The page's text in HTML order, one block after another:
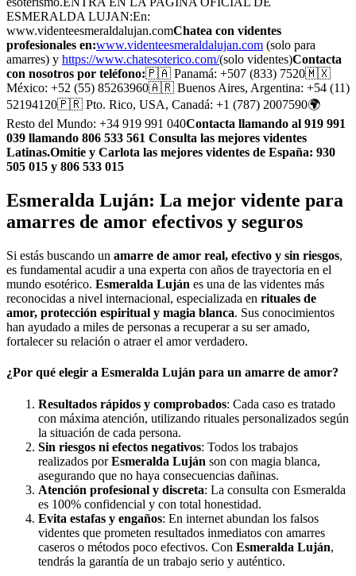
ESMERALDA LUJAN:En:
www.videnteesmeraldalujan.comChatea con videntes
profesionales en:www.videnteesmeraldalujan.com (solo para
amarres) y https://www.chatesoterico.com/(solo videntes)Contacta
con nosotros por teléfono:🇵🇦 Panamá: +507 (833) 7520🇲🇽
México: +52 (55) 85263960🇦🇷 Buenos Aires, Argentina: +54 (11)
52194120🇵🇷 Pto. Rico, USA, Canadá: +1 (787) 2007590🌍
Resto del Mundo: +34 919 991 040Contacta llamando al 919 991
039 llamando 806 533 561 Consulta las mejores videntes
Latinas.Omitie y Carlota las mejores videntes de España: 930
505 015 y 806 533 015
Esmeralda Luján: La mejor vidente para
amarres de amor efectivos y seguros
Si estás buscando un amarre de amor real, efectivo y sin riesgos,
es fundamental acudir a una experta con años de trayectoria en el
mundo esotérico. Esmeralda Luján es una de las videntes más
reconocidas a nivel internacional, especializada en rituales de
amor, protección espiritual y magia blanca. Sus conocimientos
han ayudado a miles de personas a recuperar a su ser amado,
fortalecer su relación o atraer el amor verdadero.
¿Por qué elegir a Esmeralda Luján para un amarre de amor?
Resultados rápidos y comprobados: Cada caso es tratado
con máxima atención, utilizando rituales personalizados según
la situación de cada persona.
Sin riesgos ni efectos negativos: Todos los trabajos
realizados porEsmeralda Luján son con magia blanca,
asegurando que no haya consecuencias dañinas.
Atención profesional y discreta: La consulta con Esmeralda
es 100% confidencial y con total honestidad.
Evita estafas y engaños: En internet abundan los falsos
videntes que prometen resultados inmediatos con amarres
caseros o métodos poco efectivos. Con Esmeralda Luján,
tendrás la garantía de un trabajo serio y auténtico.